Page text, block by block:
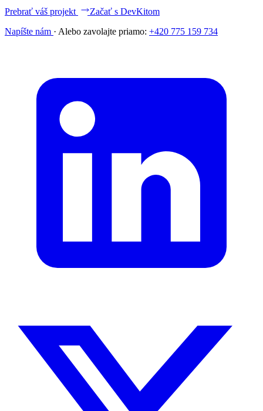
Prebrať váš projekt
Začať s DevKitom
Napíšte nám · Alebo zavolajte priamo: +420 775 159 734